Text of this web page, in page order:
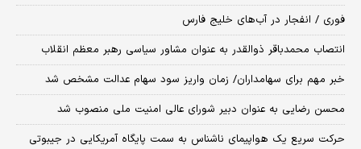
فوری / انفجار در آب‌های خلیج فارس
انتصاب محمدباقر ذوالقدر به عنوان مشاور سیاسی رهبر معظم انقلاب
خبر مهم برای سهامداران/ زمان واریز سود سهام عدالت مشخص شد
محسن رضایی به عنوان دبیر شورای عالی امنیت ملی منصوب شد
حرکت سریع یک هواپیمای ناشناس به سمت پایگاه آمریکایی در جیبوتی